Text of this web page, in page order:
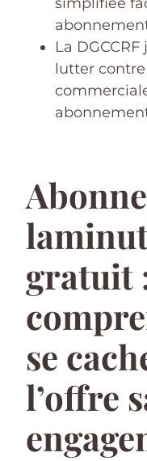
La
lutter
gratuit
se
l’offre